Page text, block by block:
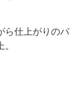
ら仕上がりのパ